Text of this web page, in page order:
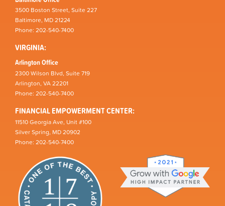
3500 Boston Street, Suite 227
Baltimore, MD 21224
Phone: 202-540-7400
VIRGINIA:
Arlington Office
2300 Wilson Blvd, Suite 719
Arlington, VA 22201
Phone: 202-540-7400
FINANCIAL EMPOWERMENT CENTER:
11510 Georgia Ave, Unit #100
Silver Spring, MD 20902
Phone: 202-540-7400